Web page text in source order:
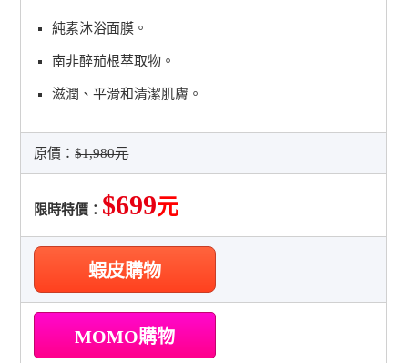
純素沐浴面膜。
南非醉茄根萃取物。
滋潤、平滑和清潔肌膚。
原價：$1,980元
限時特價： $699元
蝦皮購物
MOMO購物